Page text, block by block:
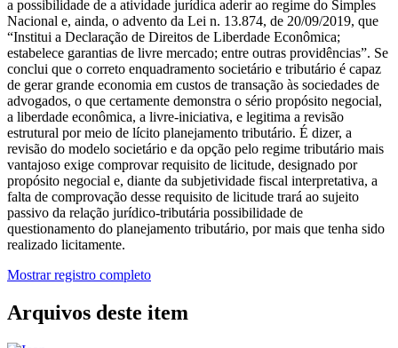
a possibilidade de a atividade jurídica aderir ao regime do Simples
Nacional e, ainda, o advento da Lei n. 13.874, de 20/09/2019, que
“Institui a Declaração de Direitos de Liberdade Econômica;
estabelece garantias de livre mercado; entre outras providências”. Se
conclui que o correto enquadramento societário e tributário é capaz
de gerar grande economia em custos de transação às sociedades de
advogados, o que certamente demonstra o sério propósito negocial,
a liberdade econômica, a livre-iniciativa, e legitima a revisão
estrutural por meio de lícito planejamento tributário. É dizer, a
revisão do modelo societário e da opção pelo regime tributário mais
vantajoso exige comprovar requisito de licitude, designado por
propósito negocial e, diante da subjetividade fiscal interpretativa, a
falta de comprovação desse requisito de licitude trará ao sujeito
passivo da relação jurídico-tributária possibilidade de
questionamento do planejamento tributário, por mais que tenha sido
realizado licitamente.
Mostrar registro completo
Arquivos deste item